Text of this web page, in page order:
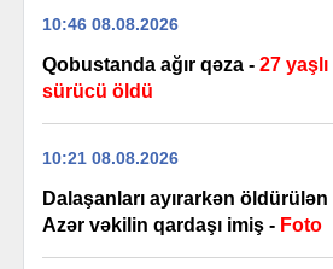
10:46 08.08.2026
Qobustanda ağır qəza - 27 yaşlı
sürücü öldü
10:21 08.08.2026
Dalaşanları ayırarkən öldürülən
Azər vəkilin qardaşı imiş - Foto